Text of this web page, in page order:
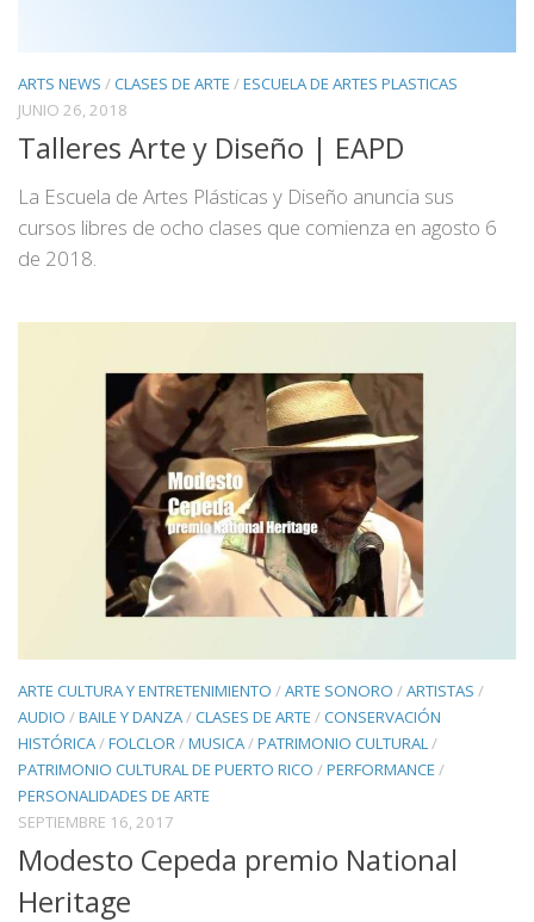
ARTS NEWS /CLASES DE ARTE /ESCUELA DE ARTES PLASTICAS
JUNIO 26, 2018
Talleres Arte y Diseño | EAPD
La Escuela de Artes Plásticas y Diseño anuncia sus
cursos libres de ocho clases que comienza en agosto 6
de 2018.
ARTE CULTURA Y ENTRETENIMIENTO /ARTE SONORO /ARTISTAS /
AUDIO /BAILE Y DANZA/CLASES DE ARTE /CONSERVACIÓN
HISTÓRICA/FOLCLOR/MUSICA/PATRIMONIO CULTURAL/
PATRIMONIO CULTURAL DE PUERTO RICO /PERFORMANCE /
PERSONALIDADES DE ARTE
SEPTIEMBRE 16, 2017
Modesto Cepeda premio National
Heritage